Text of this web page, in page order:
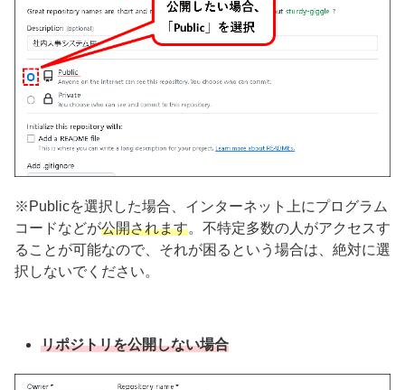
※Publicを選択した場合、インターネット上にプログラム
コードなどが公開されます。不特定多数の人がアクセスす
ることが可能なので、それが困るという場合は、絶対に選
択しないでください。
リポジトリを公開しない場合